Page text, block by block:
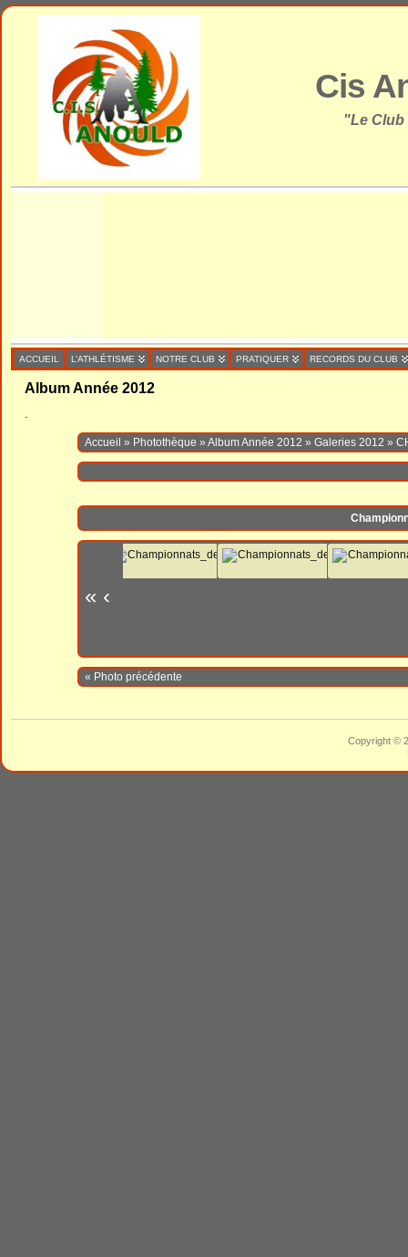
Cis
"Le Club
ACCUEIL L’ATHLÉTISME NOTRE CLUB PRATIQUER RECORDS DU CLUB
Album Année 2012
.
Accueil » Photothèque » Album Année 2012 » Galeries 2012 »
« ‹
« Photo précédente
Copyright ©